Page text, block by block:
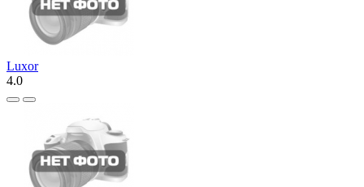
Luxor
4.0